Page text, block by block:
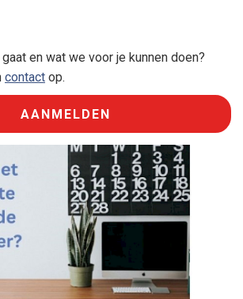
en wat we voor je kunnen doen?
contact op.
AANMELDEN